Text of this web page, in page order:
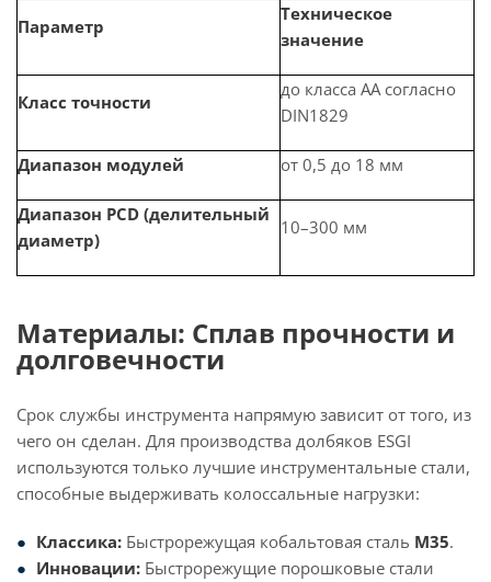
Параметр
Техническое
значение
Класс точности
до класса AA согласно
DIN1829
Диапазон модулей от 0,5 до 18 мм
Диапазон PCD (делительный
диаметр)
10–300 мм
Материалы: Сплав прочности и
долговечности
Срок службы инструмента напрямую зависит от того, из
чего он сделан. Для производства долбяков ESGI
используются только лучшие инструментальные стали,
способные выдерживать колоссальные нагрузки:
Классика: Быстрорежущая кобальтовая сталь M35.
Инновации: Быстрорежущие порошковые стали